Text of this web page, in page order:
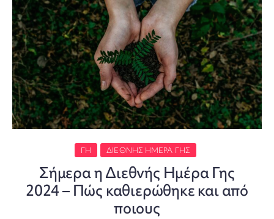
ΓΗ ΔΙΕΘΝΉΣ ΗΜΈΡΑ ΓΗΣ
Σήμερα η Διεθνής Ημέρα Γης
2024 – Πώς καθιερώθηκε και από
ποιους